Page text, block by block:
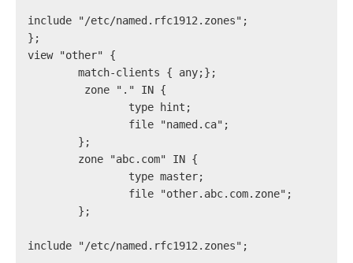
include "/etc/named.rfc1912.zones";
};
view "other" {
        match-clients { any;};
         zone "." IN {
                type hint;
                file "named.ca";
        };
        zone "abc.com" IN {
                type master;
                file "other.abc.com.zone";
        };
include "/etc/named.rfc1912.zones";